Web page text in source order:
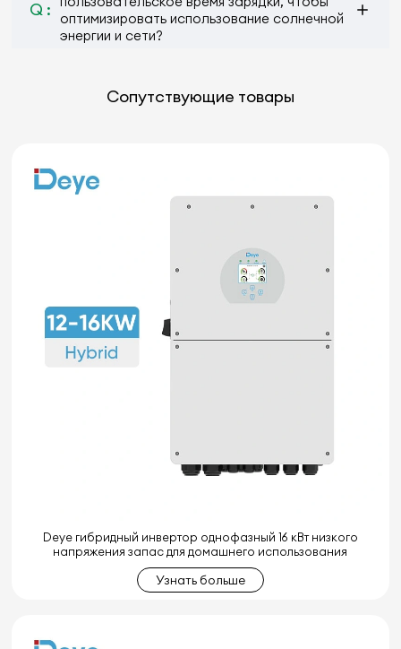
Q :
оптимизировать использование солнечной
энергии и сети?
Сопутствующие товары
Deye гибридный инвертор однофазный 16 кВт низкого
напряжения запас для домашнего использования
Узнать больше